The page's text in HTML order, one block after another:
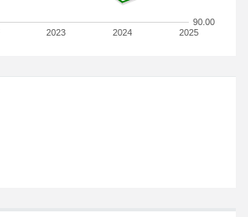
2023 2024 2025
90.00